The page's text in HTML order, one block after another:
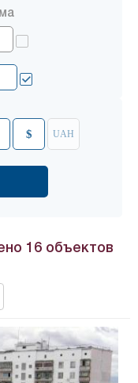
$ UAH
16 объектов